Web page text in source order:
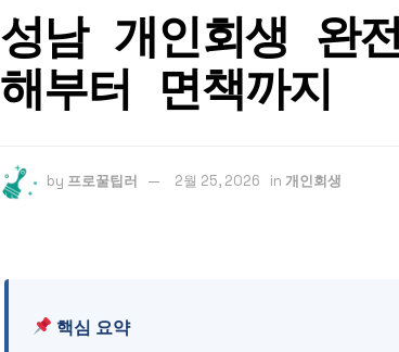
성남 개인회생 완
해부터 면책까지
by 프로꿀팁러 2월 25, 2026 in 개인회생
핵심 요약